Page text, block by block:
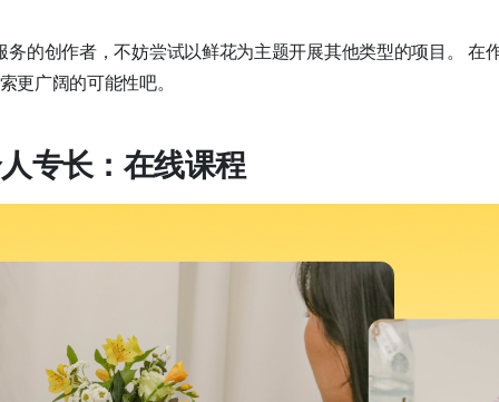
务的创作者，不妨尝试以鲜花为主题开展其他类型的项目。在
更广阔的可能性吧。
专长：在线课程